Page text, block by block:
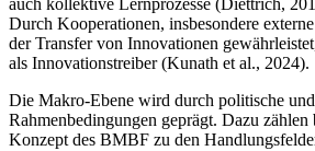
auch kollektive Lernprozesse (Diettrich,
Durch Kooperationen, insbesondere
der Transfer von Innovationen
als Innovationstreiber (Kunath et al., 2024).
Die Makro-Ebene wird durch politische
Rahmenbedingungen geprägt. Dazu zählen
Konzept des BMBF zu den